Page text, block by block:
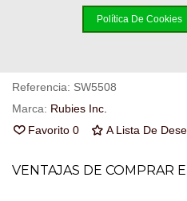
Al comprar este producto
. Su cesta sera de24
Referencia: SW5508
Marca: Rubies Inc.
Favorito 0 A Lista De
VENTAJAS DE COMPRAR
Política De Cookies